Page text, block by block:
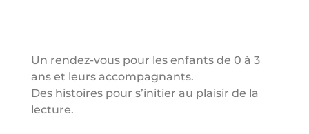
Un rendez-vous pour les enfants de 0 à 3
ans et leurs accompagnants.
Des histoires pour s’initier au plaisir de la
lecture.